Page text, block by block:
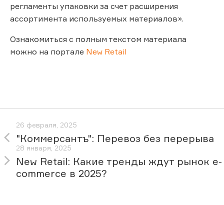
регламенты упаковки за счет расширения
ассортимента используемых материалов».
Ознакомиться с полным текстом материала
можно на портале New Retail
26 февраля, 2025
"Коммерсантъ": Перевоз без перерыва
28 января, 2025
New Retail: Какие тренды ждут рынок e-
commerce в 2025?